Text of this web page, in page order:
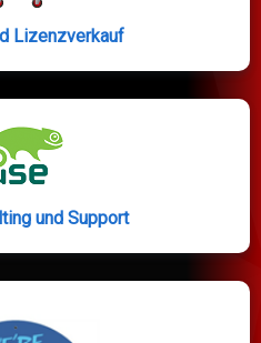
Lizenzverkauf
und Support